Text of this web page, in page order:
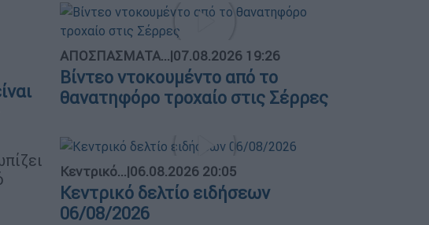
ΑΠΟΣΠΑΣΜΑΤΑ...|07.08.2026 19:26
Βίντεο ντοκουμέντο από το
θανατηφόρο τροχαίο στις Σέρρες
Κεντρικό...|06.08.2026 20:05
Κεντρικό δελτίο ειδήσεων
06/08/2026